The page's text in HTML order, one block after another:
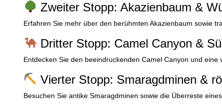
Zweiter Stopp: Akazienbaum &
Erfahren Sie mehr über den berühmten Akazienbaum sowie
Dritter Stopp: Camel Canyon &
Entdecken Sie den beeindruckenden Camel Canyon und
Vierter Stopp: Smaragdminen &
Besuchen Sie antike Smaragdminen sowie die Überreste